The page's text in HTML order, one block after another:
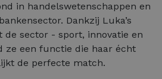
in handelswetenschappen en
Dankzij Luka’s
sector - sport, innovatie en
ze een functie die haar écht
de perfecte match.